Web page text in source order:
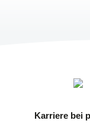
Karriere bei